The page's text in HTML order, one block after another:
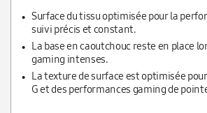
Surface du tissu optimisée pour la
suivi précis et constant.
La base en caoutchouc reste en place
gaming intenses.
La texture de surface est optimisée
G et des performances gaming de